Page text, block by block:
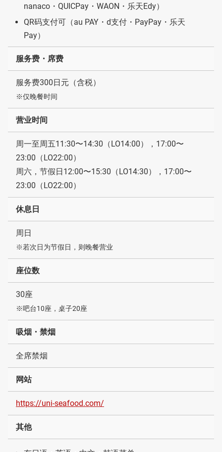
nanaco・QUICPay・WAON・乐天Edy）
QR码支付可（au PAY・d支付・PayPay・乐天
Pay）
服务费・席费
服务费300日元（含税）
※仅晚餐时间
营业时间
周一至周五11:30〜14:30（LO14:00），17:00〜
23:00（LO22:00）
周六，节假日12:00〜15:30（LO14:30），17:00〜
23:00（LO22:00）
休息日
周日
※若次日为节假日，则晚餐营业
座位数
30座
※吧台10座，桌子20座
吸烟・禁烟
全席禁烟
网站
https://uni-seafood.com/
其他